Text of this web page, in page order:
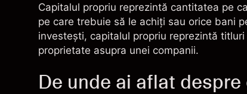
Capitalul propriu reprezintă cantitatea pe
pe care trebuie să le achiţi sau orice bani
investeşti, capitalul propriu reprezintă
proprietate asupra unei companii.
De unde ai aflat